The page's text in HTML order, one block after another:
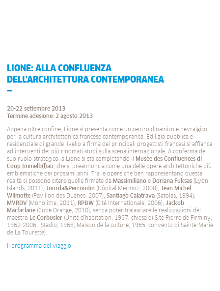
LIONE: ALLA CONFLUENZA
DELL'ARCHITETTURA CONTEMPORANEA
20-22 settembre 2013
Termine adesione: 2 agosto 2013
Appena oltre confine, Lione si presenta come un centro dinamico e nevralgico
per la cultura architettonica francese contemporanea. Edilizia pubblica e
residenziale di grande livello a firma dei principali progettisti francesi si affianca
ad interventi dei più rinomati studi sulla scena internazionale. A conferma del
suo ruolo strategico, a Lione si sta completando il
Musèe des Confluences di
Coop Immelb(l)au, che si preannuncia come una delle opere architettoniche più
emblematiche dei prossimi anni. Tra le opere che ben rappresentano questa
realtà si possono citare quelle firmate da Massimiliano e Doriana Fuksas (Lyon
Islands, 2011), Jourda&Perroudin (Hôpital Mermoz, 2008), Jean Michel
Wilmotte (Pavillon des Duanes, 2007), Santiago Calatrava (Satolas, 1994),
MVRDV (Monolithe, 2011), RPBW (Cité Internationale, 2006), Jackob
Macfarlane (Cube Orange, 2010), senza poter tralasciare le realizzazioni del
maestro Le Corbusier (Unité d’habitation, 1967, chiesa di S.te Pierre de Firminy,
1962-2006, Stadio, 1968, Maison de la culture, 1965, convento di Sainte-Marie
de La Tourette).
Il programma del viaggio